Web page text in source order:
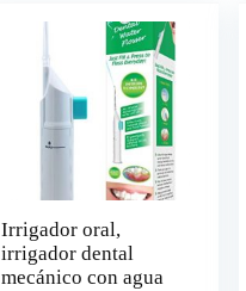
Irrigador oral,
irrigador dental
mecánico con agua